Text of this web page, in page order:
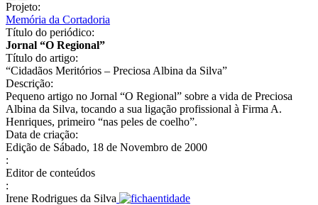
Projeto:
Memória da Cortadoria
Título do periódico:
Jornal “O Regional”
Título do artigo:
“Cidadãos Meritórios – Preciosa Albina da Silva”
Descrição:
Pequeno artigo no Jornal “O Regional” sobre a vida de Preciosa
Albina da Silva, tocando a sua ligação profissional à Firma A.
Henriques, primeiro “nas peles de coelho”.
Data de criação:
Edição de Sábado, 18 de Novembro de 2000
:
Editor de conteúdos
:
Irene Rodrigues da Silva